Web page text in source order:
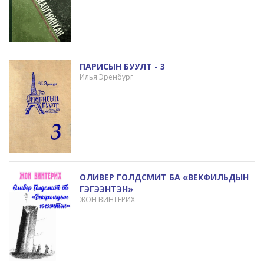
ПАРИСЫН БУУЛТ - 3
Илья Эренбург
ОЛИВЕР ГОЛДСМИТ БА «ВЕКФИЛЬДЫН
ГЭГЭЭНТЭН»
ЖОН ВИНТЕРИХ